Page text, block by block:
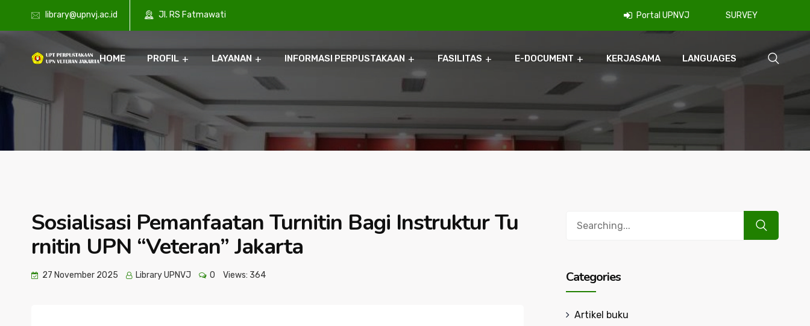
library@upnvj.ac.id Jl. RS Fatmawati Portal UPNVJ SURVEY
HOME PROFIL LAYANAN INFORMASI PERPUSTAKAAN FASILITAS E-DOCUMENT KERJASAMA LANGUAGES
Sosialisasi Pemanfaatan Turnitin Bagi Instruktur Tu
rnitin UPN “Veteran” Jakarta
27 November 2025 Library UPNVJ 0 Views: 364 Categories
Artikel buku